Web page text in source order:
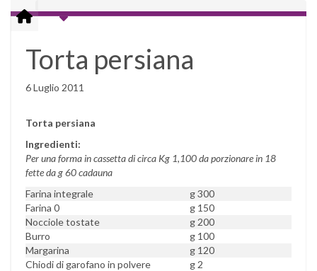
Torta persiana
6 Luglio 2011
Torta persiana
Ingredienti:
Per una forma in cassetta di circa Kg 1,100 da porzionare in 18
fette da g 60 cadauna
Farina integrale
g 300
Farina 0
g 150
Nocciole tostate
g 200
Burro
g 100
Margarina
g 120
Chiodi di garofano in polvere
g 2